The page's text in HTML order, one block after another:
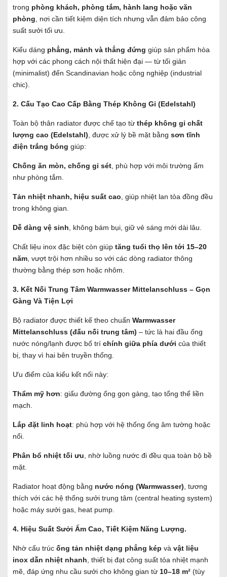
trong phòng khách, phòng tắm, hành lang hoặc văn
phòng , nơi cần tiết kiệm diện tích nhưng vẫn đảm bảo công
suất sưởi tối ưu.
Kiểu dáng phẳng, mảnh và thẳng đứng giúp sản phẩm hòa
hợp với các phong cách nội thất hiện đại — từ tối giản
(minimalist) đến Scandinavian hoặc công nghiệp (industrial
chic).
2. Cấu Tạo Cao Cấp Bằng Thép Không Gỉ (Edelstahl)
Toàn bộ thân radiator được chế tạo từ thép không gỉ chất
lượng cao (Edelstahl) , được xử lý bề mặt bằng sơn tĩnh
điện trắng bóng giúp:
Chống ăn mòn, chống gỉ sét , phù hợp với môi trường ẩm
như phòng tắm.
Tản nhiệt nhanh, hiệu suất cao , giúp nhiệt lan tỏa đồng đều
trong không gian.
Dễ dàng vệ sinh , không bám bụi, giữ vẻ sáng mới dài lâu.
Chất liệu inox đặc biệt còn giúp tăng tuổi thọ lên tới 15–20
năm , vượt trội hơn nhiều so với các dòng radiator thông
thường bằng thép sơn hoặc nhôm.
3. Kết Nối Trung Tâm Warmwasser Mittelanschluss – Gọn
Gàng Và Tiện Lợi
Bộ radiator được thiết kế theo chuẩn Warmwasser
Mittelanschluss (đấu nối trung tâm) – tức là hai đầu ống
nước nóng/lạnh được bố trí chính giữa phía dưới của thiết
bị, thay vì hai bên truyền thống.
Ưu điểm của kiểu kết nối này:
Thẩm mỹ hơn: giấu đường ống gọn gàng, tạo tổng thể liền
mạch.
Lắp đặt linh hoạt: phù hợp với hệ thống ống âm tường hoặc
nổi.
Phân bổ nhiệt tối ưu , nhờ luồng nước đi đều qua toàn bộ bề
mặt.
Radiator hoạt động bằng nước nóng (Warmwasser) , tương
thích với các hệ thống sưởi trung tâm (central heating system)
hoặc máy sưởi gas, heat pump.
4. Hiệu Suất Sưởi Ấm Cao, Tiết Kiệm Năng Lượng.
Nhờ cấu trúc ống tản nhiệt dạng phẳng kép và vật liệu
inox dẫn nhiệt nhanh , thiết bị đạt công suất tỏa nhiệt mạnh
mẽ, đáp ứng nhu cầu sưởi cho không gian từ 10–18 m² (tùy